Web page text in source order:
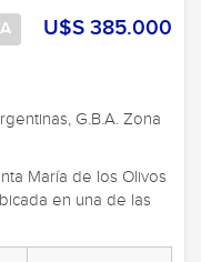
U$S 385.000
G.B.A. Zona
María de los Olivos
en una de las